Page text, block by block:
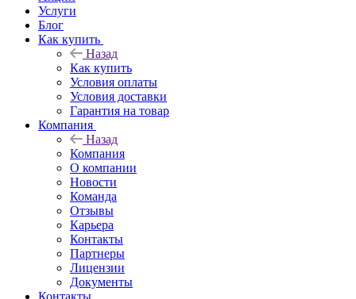
Услуги
Блог
Как купить
Назад
Как купить
Условия оплаты
Условия доставки
Гарантия на товар
Компания
Назад
Компания
О компании
Новости
Команда
Отзывы
Карьера
Контакты
Партнеры
Лицензии
Документы
Контакты